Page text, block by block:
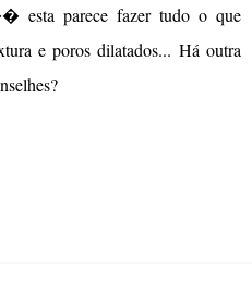
esta parece fazer tudo o que
e poros dilatados... Há outra